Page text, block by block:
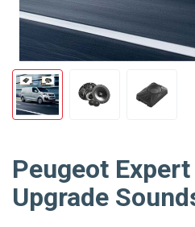
Peugeot
Upgrade